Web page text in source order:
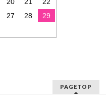
27 28
29
PAGETOP